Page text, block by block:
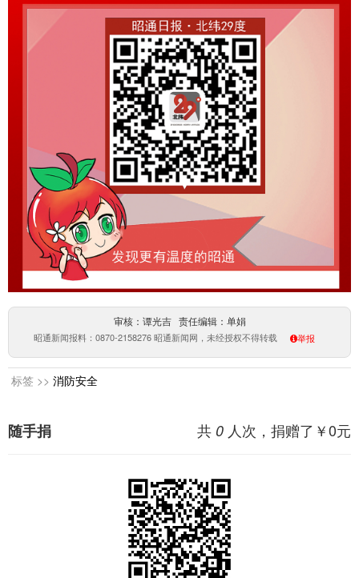
审核：谭光吉 责任编辑：单娟
昭通新闻报料：0870-2158276 昭通新闻网，未经授权不得转载 举报
标签 >> 消防安全
共 0 人次，捐赠了￥0元
随手捐